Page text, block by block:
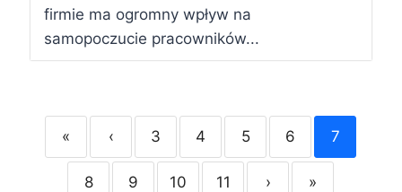
firmie ma ogromny wpływ na
samopoczucie pracowników...
« ‹ 3 4 5 6 7
8 9 10 11 › »